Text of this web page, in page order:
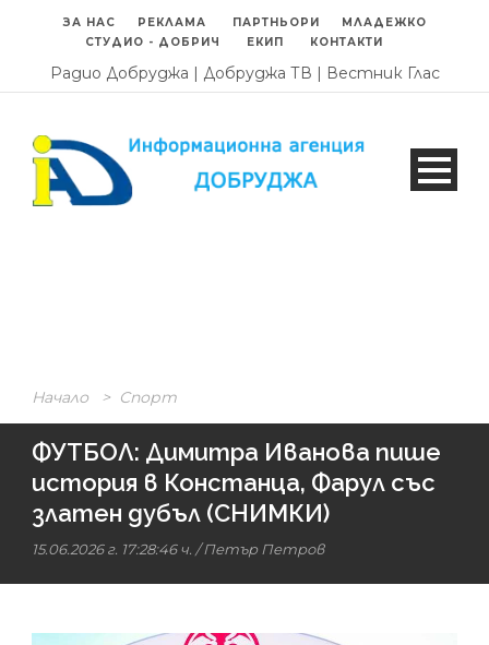
ЗА НАС РЕКЛАМА ПАРТНЬОРИ
МЛАДЕЖКО
СТУДИО - ДОБРИЧ
ЕКИП КОНТАКТИ
Радио Добруджа | Добруджа ТВ | Вестник Глас
Начало > Спорт
ФУТБОЛ: Димитра Иванова пише
история в Констанца, Фарул със
златен дубъл (СНИМКИ)
15.06.2026 г. 17:28:46 ч. /Петър Петров